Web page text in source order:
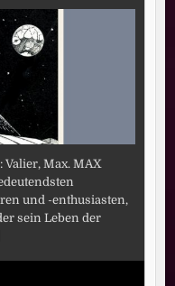
Max. MAX
und -enthusiasten,
sein Leben der